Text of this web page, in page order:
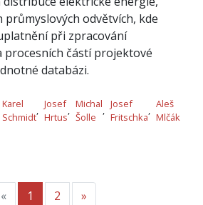
průmyslových odvětvích, kde
při zpracování
procesních částí projektové
databázi.
Karel
Schmidt
,
Josef
Hrtus
,
Michal
Šolle
,
Josef
Fritschka
,
Aleš
Mlčák
«Předchozí
1 2 »